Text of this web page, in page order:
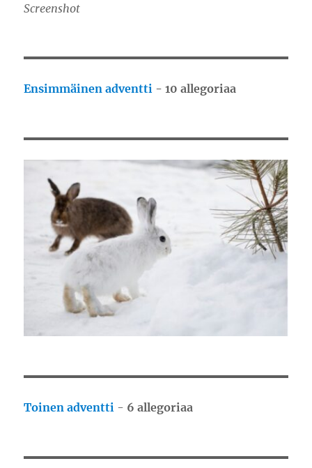
Screenshot
Ensimmäinen adventti - 10 allegoriaa
Toinen adventti - 6 allegoriaa